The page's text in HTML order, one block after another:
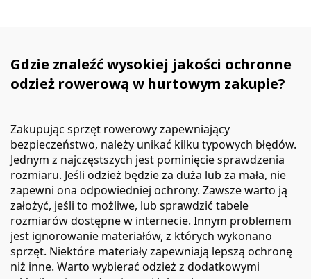
Gdzie znaleźć wysokiej jakości ochronne
odzież rowerową w hurtowym zakupie?
Zakupując sprzęt rowerowy zapewniający
bezpieczeństwo, należy unikać kilku typowych błędów.
Jednym z najczęstszych jest pominięcie sprawdzenia
rozmiaru. Jeśli odzież będzie za duża lub za mała, nie
zapewni ona odpowiedniej ochrony. Zawsze warto ją
założyć, jeśli to możliwe, lub sprawdzić tabele
rozmiarów dostępne w internecie. Innym problemem
jest ignorowanie materiałów, z których wykonano
sprzęt. Niektóre materiały zapewniają lepszą ochronę
niż inne. Warto wybierać odzież z dodatkowymi